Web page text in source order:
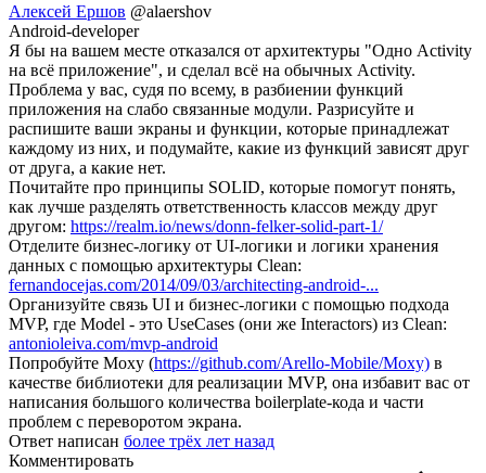
Алексей Ершов @alaershov
Android-developer
Я бы на вашем месте отказался от архитектуры "Одно Activity
на всё приложение", и сделал всё на обычных Activity.
Проблема у вас, судя по всему, в разбиении функций
приложения на слабо связанные модули. Разрисуйте и
распишите ваши экраны и функции, которые принадлежат
каждому из них, и подумайте, какие из функций зависят друг
от друга, а какие нет.
Почитайте про принципы SOLID, которые помогут понять,
как лучше разделять ответственность классов между друг
другом: https://realm.io/news/donn-felker-solid-part-1/
Отделите бизнес-логику от UI-логики и логики хранения
данных с помощью архитектуры Clean:
fernandocejas.com/2014/09/03/architecting-android-...
Организуйте связь UI и бизнес-логики с помощью подхода
MVP, где Model - это UseCases (они же Interactors) из Clean:
antonioleiva.com/mvp-android
Попробуйте Moxy (https://github.com/Arello-Mobile/Moxy) в
качестве библиотеки для реализации MVP, она избавит вас от
написания большого количества boilerplate-кода и части
проблем с переворотом экрана.
Ответ написан более трёх лет назад
Комментировать